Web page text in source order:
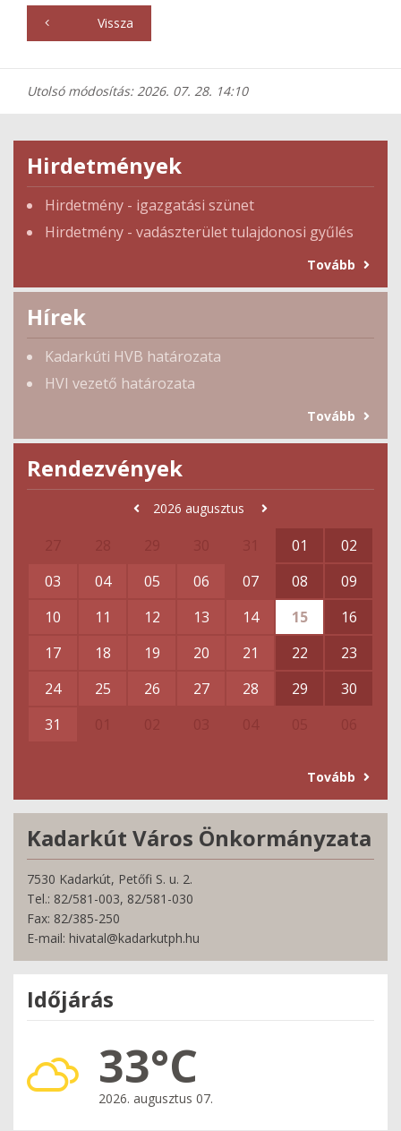
Vissza
Utolsó módosítás: 2026. 07. 28. 14:10
Hirdetmények
Hirdetmény - igazgatási szünet
Hirdetmény - vadászterület tulajdonosi gyűlés
Tovább
Hírek
Kadarkúti HVB határozata
HVI vezető határozata
Tovább
Rendezvények
2026 augusztus
01
02
03
04 05 06 07 08
09
10
11 12 13 14 15
16
17
18 19 20 21 22
23
24
25 26 27 28 29
30
31
Tovább
Kadarkút Város Önkormányzata
7530 Kadarkút, Petőfi S. u. 2.
Tel.: 82/581-003, 82/581-030
Fax: 82/385-250
E-mail: hivatal@kadarkutph.hu
Időjárás
33°C
2026. augusztus 07.